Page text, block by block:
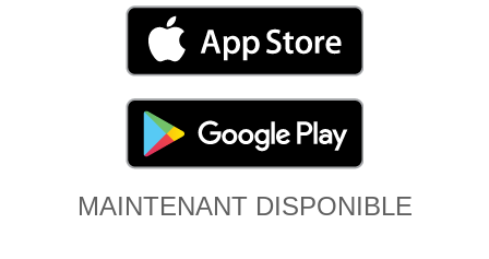
MAINTENANT DISPONIBLE